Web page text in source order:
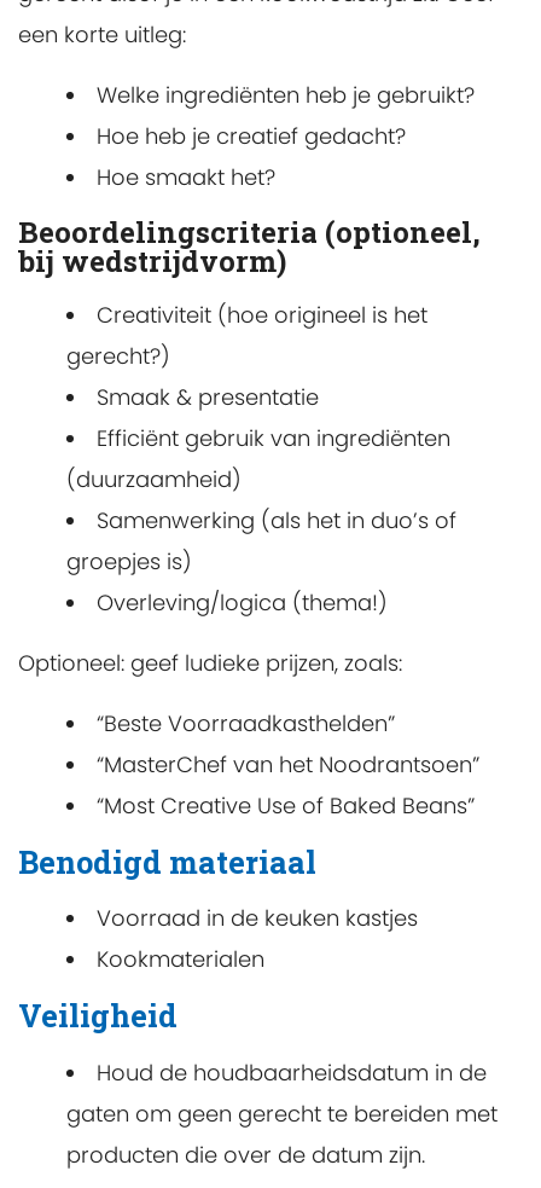
een korte uitleg:
Welke ingrediënten heb je gebruikt?
Hoe heb je creatief gedacht?
Hoe smaakt het?
Beoordelingscriteria (optioneel,
bij wedstrijdvorm)
Creativiteit (hoe origineel is het
gerecht?)
Smaak & presentatie
Efficiënt gebruik van ingrediënten
(duurzaamheid)
Samenwerking (als het in duo’s of
groepjes is)
Overleving/logica (thema!)
Optioneel: geef ludieke prijzen, zoals:
“Beste Voorraadkasthelden”
“MasterChef van het Noodrantsoen”
“Most Creative Use of Baked Beans”
Benodigd materiaal
Voorraad in de keuken kastjes
Kookmaterialen
Veiligheid
Houd de houdbaarheidsdatum in de
gaten om geen gerecht te bereiden met
producten die over de datum zijn.